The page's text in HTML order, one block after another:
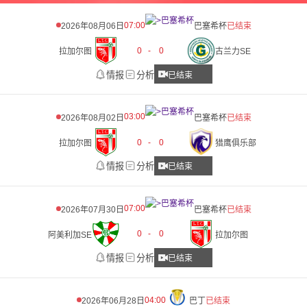
2026年08月06日 07:00 巴塞希杯已结束
拉加尔图 0 - 0 古兰力SE
情报 分析 已结束
2026年08月02日 03:00 巴塞希杯已结束
拉加尔图 0 - 0 猎鹰俱乐部
情报 分析 已结束
2026年07月30日 07:00 巴塞希杯已结束
阿美利加SE 0 - 0 拉加尔图
情报 分析 已结束
2026年06月28日 04:00 巴丁 已结束